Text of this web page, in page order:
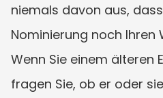
niemals davon aus,
Nominierung noch Ihren
Wenn Sie einem älteren
fragen Sie, ob er oder